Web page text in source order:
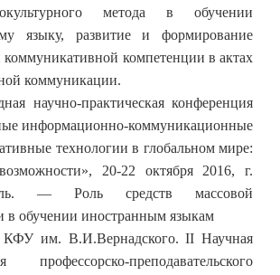
метода в обучении
языку, развитие и формирование
компетенции в актах
коммуникации.
научно-практическая конференция
информационно-коммуникационные
технологии в глобальном мире:
20-22 октября 2016, г.
— Роль средств массовой
в обучении иностранным языкам
им. В.И.Вернадского. II Научная
профессорско-преподавательского